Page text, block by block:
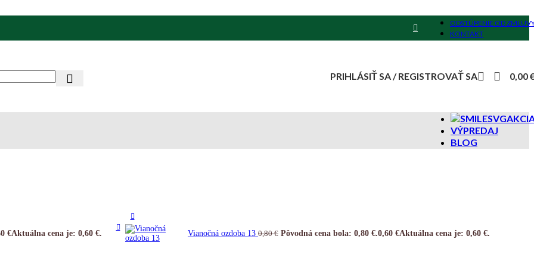
ODSTÚPENIE OD
KONTAKT
PRIHLÁSIŤ SA / REGISTROVAŤ SA 0,00
VÝPREDAJ
BLOG
€Aktuálna cena je: 0,60 €. Vianočná ozdoba 13 0,80€ Pôvodná cena bola: 0,80 €.0,60 €Aktuálna cena je: 0,60 €.